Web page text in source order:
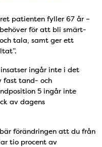
patienten fyller 67 år –
för att bli smärt-
tala, samt ger ett
ingår inte i det
fast tand- och
5 ingår inte
av dagens
förändringen att du från
tio procent av